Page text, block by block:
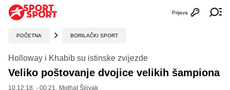
Otvori
Prijava
POČETNA BORILAČKI SPORT
Holloway i Khabib su istinske zvijezde
Veliko poštovanje dvojice velikih šampiona
10.12.18. - 00:21, Midhat Šljivak